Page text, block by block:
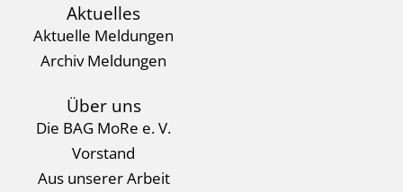
Aktuelles
Aktuelle Meldungen
Archiv Meldungen
Über uns
Die BAG MoRe e. V.
Vorstand
Aus unserer Arbeit